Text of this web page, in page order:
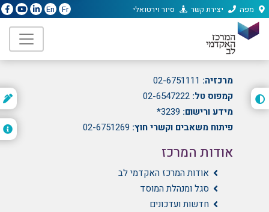
מפה יצירת קשר סיור וירטואלי Fr
En
המרכז האקדמי לב
הועד הלאומי 21, גבעת מרדכי, ירושלים
מרכזיה: 02-6751111
קמפוס טל: 02-6547222
מידע ורישום: 3239*
פיתוח משאבים וקשרי חוץ: 02-6751269
אודות המרכז
אודות המרכז האקדמי לב
סגל ומנהלת המוסד
חדשות ועדכונים